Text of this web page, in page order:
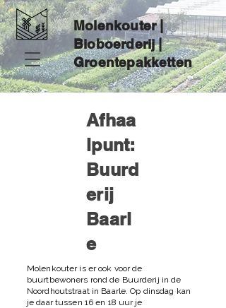
Molenkouter |
Bioboerderij |
Groentepakketten
Afhaa
lpunt:
Buurd
erij
Baarl
e
Molenkouter is er ook voor de
buurtbewoners rond de Buurderij in de
Noordhoutstraat in Baarle. Op dinsdag kan
je daar tussen 16 en 18 uur je